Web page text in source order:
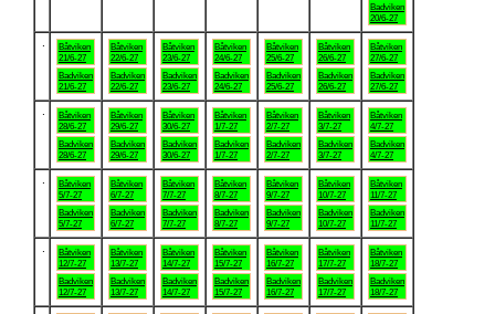
Badviken
20/6-27
Båtviken
21/6-27
Badviken
21/6-27
Båtviken
22/6-27
Badviken
22/6-27
Båtviken
23/6-27
Badviken
23/6-27
Båtviken
24/6-27
Badviken
24/6-27
Båtviken
25/6-27
Badviken
25/6-27
Båtviken
26/6-27
Badviken
26/6-27
Båtviken
27/6-27
Badviken
27/6-27
Båtviken
28/6-27
Badviken
28/6-27
Båtviken
29/6-27
Badviken
29/6-27
Båtviken
30/6-27
Badviken
30/6-27
Båtviken
1/7-27
Badviken
1/7-27
Båtviken
2/7-27
Badviken
2/7-27
Båtviken
3/7-27
Badviken
3/7-27
Båtviken
4/7-27
Badviken
4/7-27
Båtviken
5/7-27
Badviken
5/7-27
Båtviken
6/7-27
Badviken
6/7-27
Båtviken
7/7-27
Badviken
7/7-27
Båtviken
8/7-27
Badviken
8/7-27
Båtviken
9/7-27
Badviken
9/7-27
Båtviken
10/7-27
Badviken
10/7-27
Båtviken
11/7-27
Badviken
11/7-27
Båtviken
12/7-27
Badviken
12/7-27
Båtviken
13/7-27
Badviken
13/7-27
Båtviken
14/7-27
Badviken
14/7-27
Båtviken
15/7-27
Badviken
15/7-27
Båtviken
16/7-27
Badviken
16/7-27
Båtviken
17/7-27
Badviken
17/7-27
Båtviken
18/7-27
Badviken
18/7-27